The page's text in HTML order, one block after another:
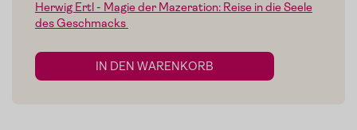
Herwig Ertl - Magie der Mazeration: Reise in die Seele
des Geschmacks
IN DEN WARENKORB